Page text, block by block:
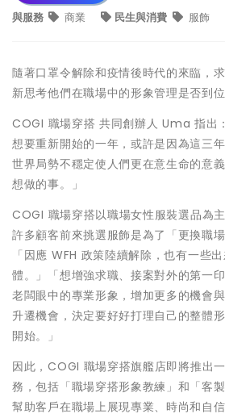
與服務 商業 民生與消費 服飾
隨著口罩令解除和疫情後時代的來臨，
新思考他們在職場中的形象管理是否到位
COGI 職場穿搭 共同創辦人 Uma 指出
想要重新開始的一年，或許是因為這三
世界局勢不穩定使人們更在意生命的意
想做的事。」
COGI 職場穿搭以職場女性服裝選品為
許多顧客前來挑選服飾是為了「更換職
「因應 WFH 政策陸續解除，也有一些
體。」「想增強求職、接案對外的第一
老闆眼中的專業形象，增加更多的機會
升遷機會，決定要好好打理自己的整體
開始。」
因此，COGI 職場穿搭旗艦店即將推出
務，包括「職場穿搭形象教練」和「客
幫助客戶在職場上展現專業、時尚和自